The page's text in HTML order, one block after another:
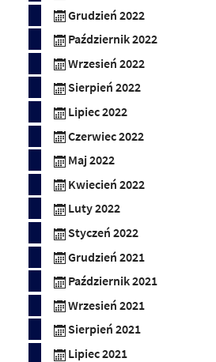
Grudzień 2022
Październik 2022
Wrzesień 2022
Sierpień 2022
Lipiec 2022
Czerwiec 2022
Maj 2022
Kwiecień 2022
Luty 2022
Styczeń 2022
Grudzień 2021
Październik 2021
Wrzesień 2021
Sierpień 2021
Lipiec 2021